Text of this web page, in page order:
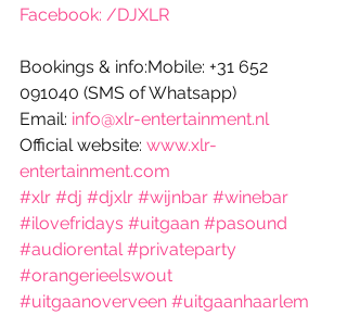
Facebook: /DJXLR
Bookings & info:Mobile: +31 652
091040 (SMS of Whatsapp)
Email: info@xlr-entertainment.nl
Official website: www.xlr-
entertainment.com
#xlr #dj #djxlr #wijnbar #winebar
#ilovefridays #uitgaan #pasound
#audiorental #privateparty
#orangerieelswout
#uitgaanoverveen #uitgaanhaarlem